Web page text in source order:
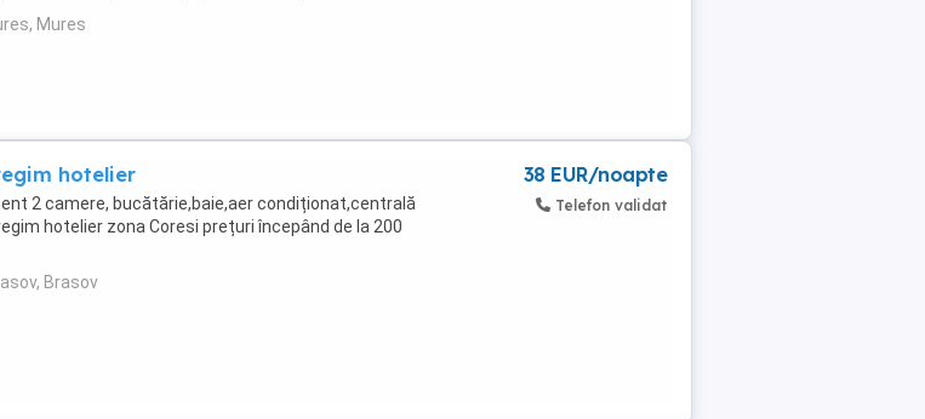
camere NOU (60 mp) ...
Mures
hotelier
2 camere, bucătărie,baie,aer condiționat,centrală
hotelier zona Coresi prețuri începând de la 200
Brasov
38 EUR/noapte
Telefon validat